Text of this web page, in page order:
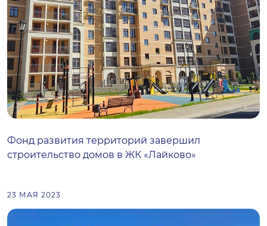
Фонд развития территорий завершил
строительство домов в ЖК «Лайково»
23 МАЯ 2023